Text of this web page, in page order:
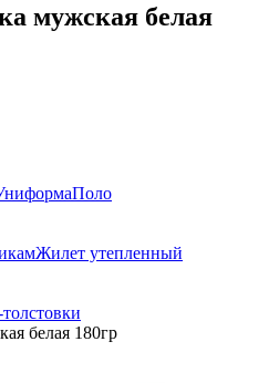
мужская белая
Поло
Жилет утепленный
белая 180гр